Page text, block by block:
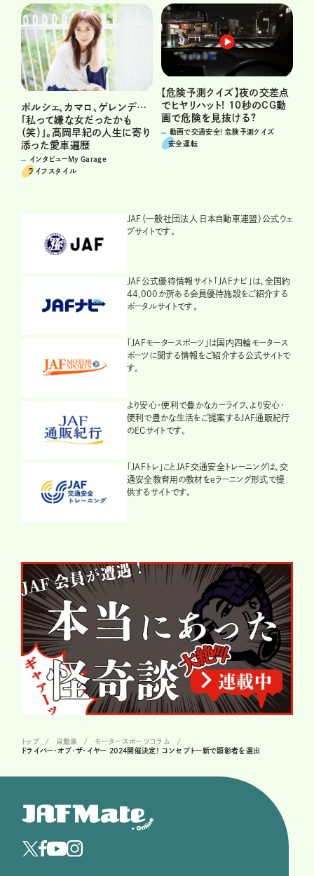
ポルシェ、カマロ、ゲレンデ…
「私って嫌な女だったかも
（笑）」。高岡早紀の人生に寄り
添った愛車遍歴
インタビューMy Garage
ライフスタイル
【危険予測クイズ】夜の交差点
でヒヤリハット! 10秒のCG動
画で危険を見抜ける?
動画で交通安全! 危険予測クイズ
安全運転
JAF（一般社団法人 日本自動車連盟）公式ウェ
ブサイトです。
JAF公式優待情報サイト「JAFナビ」は、全国約
44,000か所ある会員優待施設をご紹介する
ポータルサイトです。
「JAFモータースポーツ」は国内四輪モータース
ポーツに関する情報をご紹介する公式サイトで
す。
より安心・便利で豊かなカーライフ、より安心・
便利で豊かな生活をご提案するJAF通販紀行
のECサイトです。
「JAFトレ」ことJAF交通安全トレーニングは、交
通安全教育用の教材をeラーニング形式で提
供するサイトです。
トップ 自動車
モータースポーツコラム
ドライバー・オブ・ザ・イヤー 2024開催決定！ コンセプト一新で顕彰者を選出